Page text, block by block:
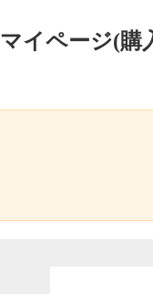
マイページ(購